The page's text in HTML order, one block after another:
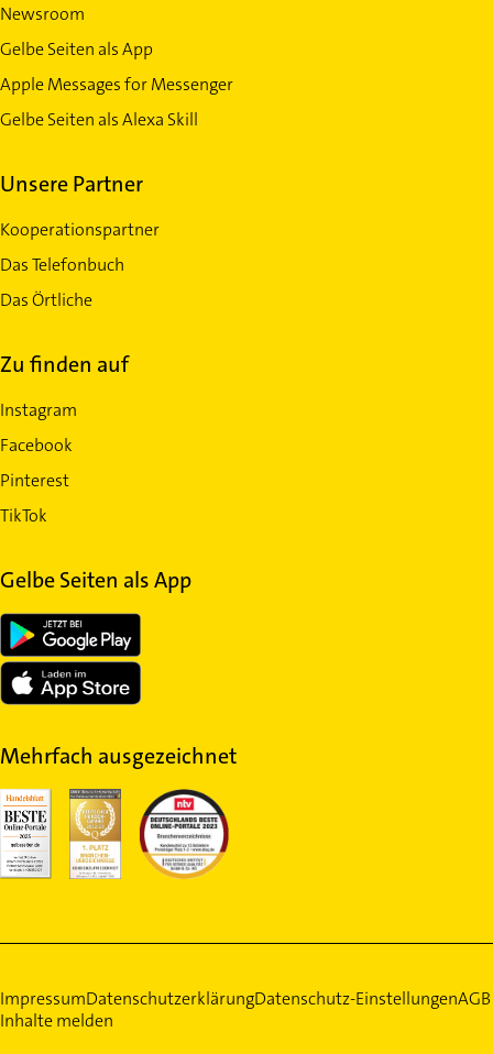
Newsroom
Gelbe Seiten als App
Apple Messages for Messenger
Gelbe Seiten als Alexa Skill
Unsere Partner
Kooperationspartner
Das Telefonbuch
Das Örtliche
Zu finden auf
Instagram
Facebook
Pinterest
TikTok
Gelbe Seiten als App
Mehrfach ausgezeichnet
ImpressumDatenschutzerklärungDatenschutz-EinstellungenAGB
Inhalte melden